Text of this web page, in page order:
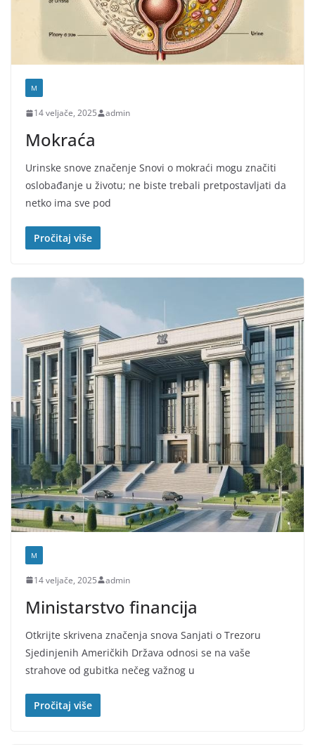
M
14 veljače, 2025 admin
Mokraća
Urinske snove značenje Snovi o mokraći mogu značiti
oslobađanje u životu; ne biste trebali pretpostavljati da
netko ima sve pod
Pročitaj više
M
14 veljače, 2025 admin
Ministarstvo financija
Otkrijte skrivena značenja snova Sanjati o Trezoru
Sjedinjenih Američkih Država odnosi se na vaše
strahove od gubitka nečeg važnog u
Pročitaj više